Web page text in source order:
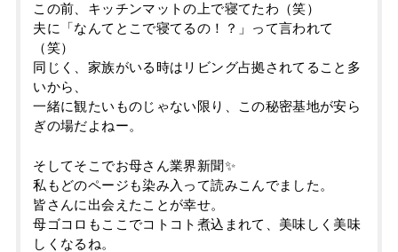
この前、キッチンマットの上で寝てたわ（笑）
夫に「なんてとこで寝てるの！？」って言われて
（笑）
同じく、家族がいる時はリビング占拠されてること多
いから、
一緒に観たいものじゃない限り、この秘密基地が安ら
ぎの場だよねー。
そしてそこでお母さん業界新聞✨
私もどのページも染み入って読みこんでました。
皆さんに出会えたことが幸せ。
母ゴコロもここでコトコト煮込まれて、美味しく美味
しくなるね。